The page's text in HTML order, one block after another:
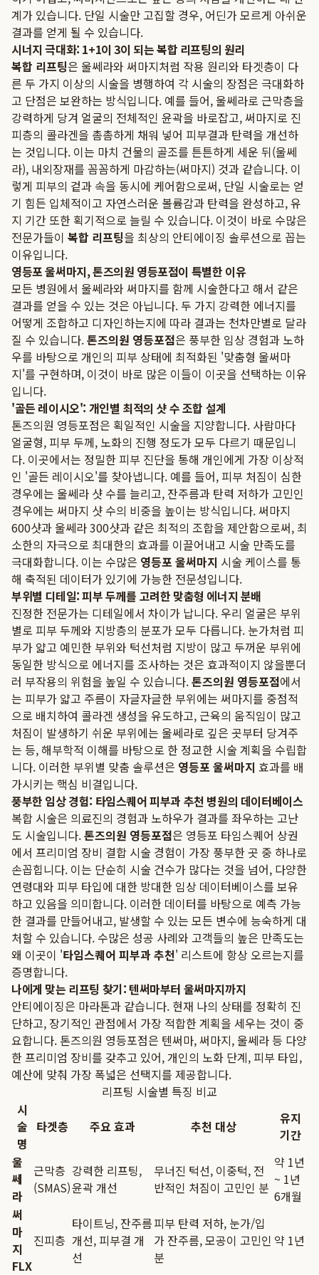
계가 있습니다. 단일 시술만 고집할 경우, 어딘가 모르게 아쉬운
결과를 얻게 될 수 있습니다.
시너지 극대화: 1+1이 3이 되는 복합 리프팅의 원리
복합 리프팅은 울쎄라와 써마지처럼 작용 원리와 타겟층이 다
른 두 가지 이상의 시술을 병행하여 각 시술의 장점은 극대화하
고 단점은 보완하는 방식입니다. 예를 들어, 울쎄라로 근막층을
강력하게 당겨 얼굴의 전체적인 윤곽을 바로잡고, 써마지로 진
피층의 콜라겐을 촘촘하게 채워 넣어 피부결과 탄력을 개선하
는 것입니다. 이는 마치 건물의 골조를 튼튼하게 세운 뒤(울쎄
라), 내외장재를 꼼꼼하게 마감하는(써마지) 것과 같습니다. 이
렇게 피부의 겉과 속을 동시에 케어함으로써, 단일 시술로는 얻
기 힘든 입체적이고 자연스러운 볼륨감과 탄력을 완성하고, 유
지 기간 또한 획기적으로 늘릴 수 있습니다. 이것이 바로 수많은
전문가들이 복합 리프팅을 최상의 안티에이징 솔루션으로 꼽는
이유입니다.
영등포 울써마지, 톤즈의원 영등포점이 특별한 이유
모든 병원에서 울쎄라와 써마지를 함께 시술한다고 해서 같은
결과를 얻을 수 있는 것은 아닙니다. 두 가지 강력한 에너지를
어떻게 조합하고 디자인하는지에 따라 결과는 천차만별로 달라
질 수 있습니다.톤즈의원 영등포점은 풍부한 임상 경험과 노하
우를 바탕으로 개인의 피부 상태에 최적화된 '맞춤형 울써마
지'를 구현하며, 이것이 바로 많은 이들이 이곳을 선택하는 이유
입니다.
'골든 레이시오': 개인별 최적의 샷 수 조합 설계
톤즈의원 영등포점은 획일적인 시술을 지양합니다. 사람마다
얼굴형, 피부 두께, 노화의 진행 정도가 모두 다르기 때문입니
다. 이곳에서는 정밀한 피부 진단을 통해 개인에게 가장 이상적
인 '골든 레이시오'를 찾아냅니다. 예를 들어, 피부 처짐이 심한
경우에는 울쎄라 샷 수를 늘리고, 잔주름과 탄력 저하가 고민인
경우에는 써마지 샷 수의 비중을 높이는 방식입니다. 써마지
600샷과 울쎄라 300샷과 같은 최적의 조합을 제안함으로써, 최
소한의 자극으로 최대한의 효과를 이끌어내고 시술 만족도를
극대화합니다. 이는 수많은 영등포 울써마지 시술 케이스를 통
해 축적된 데이터가 있기에 가능한 전문성입니다.
부위별 디테일: 피부 두께를 고려한 맞춤형 에너지 분배
진정한 전문가는 디테일에서 차이가 납니다. 우리 얼굴은 부위
별로 피부 두께와 지방층의 분포가 모두 다릅니다. 눈가처럼 피
부가 얇고 예민한 부위와 턱선처럼 지방이 많고 두꺼운 부위에
동일한 방식으로 에너지를 조사하는 것은 효과적이지 않을뿐더
러 부작용의 위험을 높일 수 있습니다.톤즈의원 영등포점에서
는 피부가 얇고 주름이 자글자글한 부위에는 써마지를 중점적
으로 배치하여 콜라겐 생성을 유도하고, 근육의 움직임이 많고
처짐이 발생하기 쉬운 부위에는 울쎄라로 깊은 곳부터 당겨주
는 등, 해부학적 이해를 바탕으로 한 정교한 시술 계획을 수립합
니다. 이러한 부위별 맞춤 솔루션은 영등포 울써마지 효과를 배
가시키는 핵심 비결입니다.
풍부한 임상 경험: 타임스퀘어 피부과 추천 병원의 데이터베이스
복합 시술은 의료진의 경험과 노하우가 결과를 좌우하는 고난
도 시술입니다.톤즈의원 영등포점은 영등포 타임스퀘어 상권
에서 프리미엄 장비 결합 시술 경험이 가장 풍부한 곳 중 하나로
손꼽힙니다. 이는 단순히 시술 건수가 많다는 것을 넘어, 다양한
연령대와 피부 타입에 대한 방대한 임상 데이터베이스를 보유
하고 있음을 의미합니다. 이러한 데이터를 바탕으로 예측 가능
한 결과를 만들어내고, 발생할 수 있는 모든 변수에 능숙하게 대
처할 수 있습니다. 수많은 성공 사례와 고객들의 높은 만족도는
왜 이곳이 '타임스퀘어 피부과 추천' 리스트에 항상 오르는지를
증명합니다.
나에게 맞는 리프팅 찾기: 텐써마부터 울써마지까지
안티에이징은 마라톤과 같습니다. 현재 나의 상태를 정확히 진
단하고, 장기적인 관점에서 가장 적합한 계획을 세우는 것이 중
요합니다. 톤즈의원 영등포점은 텐써마, 써마지, 울쎄라 등 다양
한 프리미엄 장비를 갖추고 있어, 개인의 노화 단계, 피부 타입,
예산에 맞춰 가장 폭넓은 선택지를 제공합니다.
리프팅 시술별 특징 비교
시
술
명
타겟층 주요 효과 추천 대상
유지
기간
울
쎄
라
근막층
(SMAS)
강력한 리프팅,
윤곽 개선
무너진 턱선, 이중턱, 전
반적인 처짐이 고민인 분
약 1년
~ 1년
6개월
써
마
지
FLX
진피층
타이트닝, 잔주름
개선, 피부결 개
선
피부 탄력 저하, 눈가/입
가 잔주름, 모공이 고민인
분
약 1년